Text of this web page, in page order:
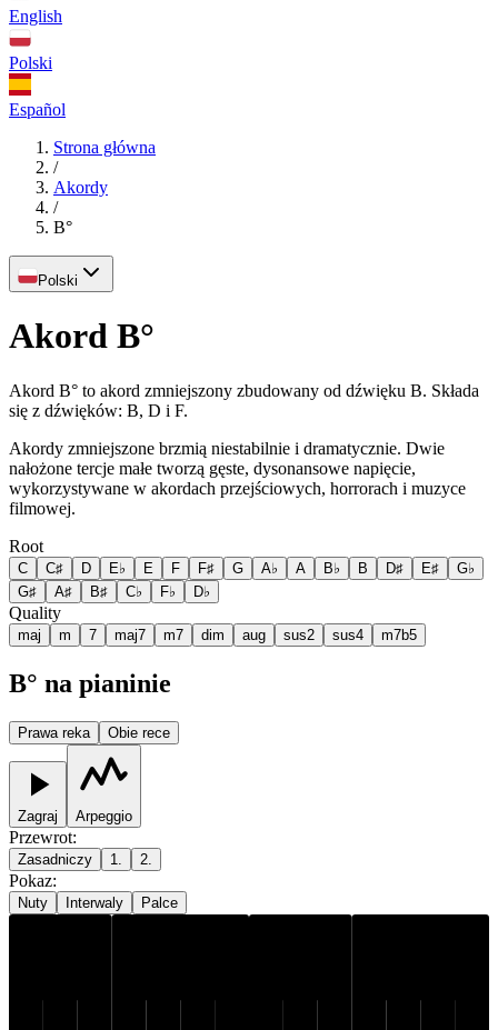
English
Polski
Español
Strona główna
/
Akordy
/
B°
Polski
Akord B°
Akord B° to akord zmniejszony zbudowany od dźwięku B. Składa
się z dźwięków: B, D i F.
Akordy zmniejszone brzmią niestabilnie i dramatycznie. Dwie
nałożone tercje małe tworzą gęste, dysonansowe napięcie,
wykorzystywane w akordach przejściowych, horrorach i muzyce
filmowej.
Root
C C♯ D E♭ E F F♯ G A♭ A B♭ B D♯ E♯
G♭
G♯
A♯ B♯ C♭ F♭ D♭
Quality
maj m 7 maj7 m7 dim aug sus2 sus4 m7b5
B° na pianinie
Prawa reka Obie rece
Zagraj Arpeggio
Przewrot:
Zasadniczy 1. 2.
Pokaz:
Nuty Interwaly Palce